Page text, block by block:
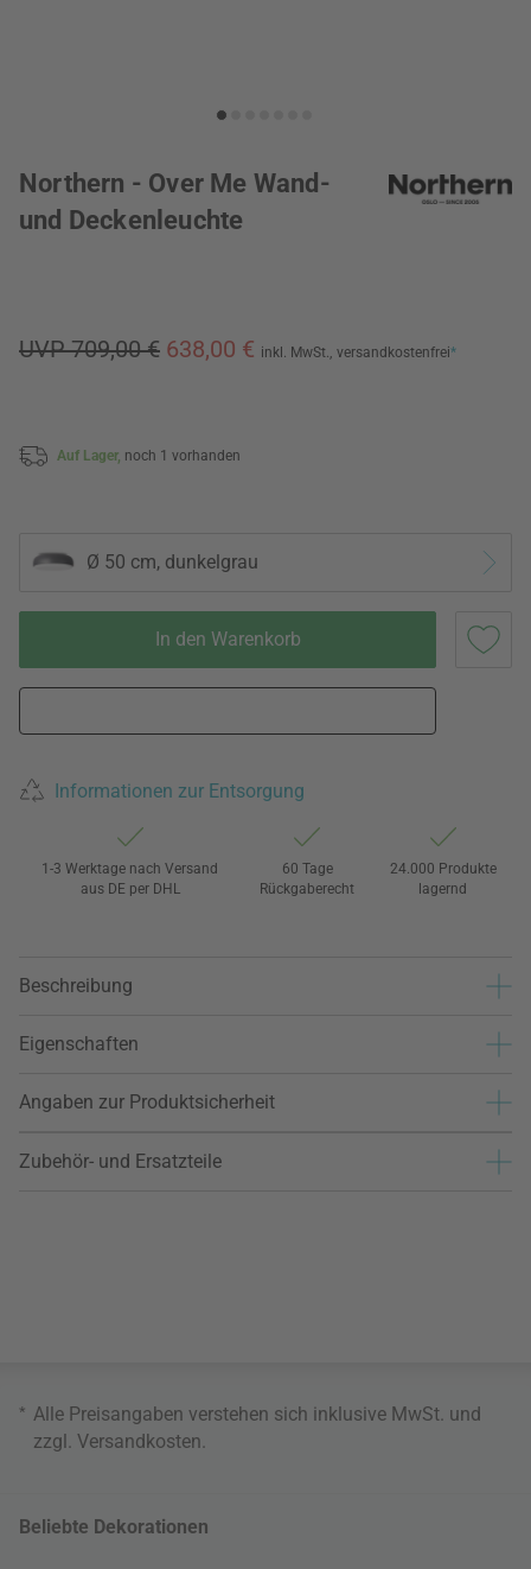
Northern - Over Me Wand-
und Deckenleuchte
UVP 709,00 € 638,00 € inkl. MwSt., versandkostenfrei*
Auf Lager, noch 1 vorhanden
Ø 50 cm, dunkelgrau
In den Warenkorb
Informationen zur Entsorgung
1-3 Werktage nach Versand
aus DE per DHL
60 Tage
Rückgaberecht
24.000 Produkte
lagernd
Beschreibung
Eigenschaften
Angaben zur Produktsicherheit
Zubehör- und Ersatzteile
* Alle Preisangaben verstehen sich inklusive MwSt. und
zzgl. Versandkosten
Beliebte Dekorationen